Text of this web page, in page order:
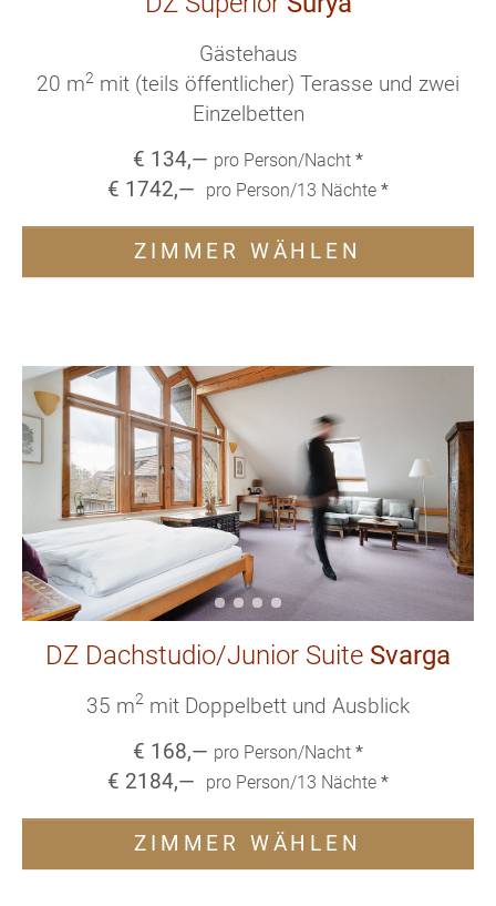
Gästehaus
20 m2 mit (teils öffentlicher) Terasse und zwei
Einzelbetten
€ 134,— pro Person/Nacht *
€ 1742,— pro Person/13 Nächte *
ZIMMER WÄHLEN
DZ Dachstudio/Junior Suite Svarga
35 m2 mit Doppelbett und Ausblick
€ 168,— pro Person/Nacht *
€ 2184,— pro Person/13 Nächte *
ZIMMER WÄHLEN